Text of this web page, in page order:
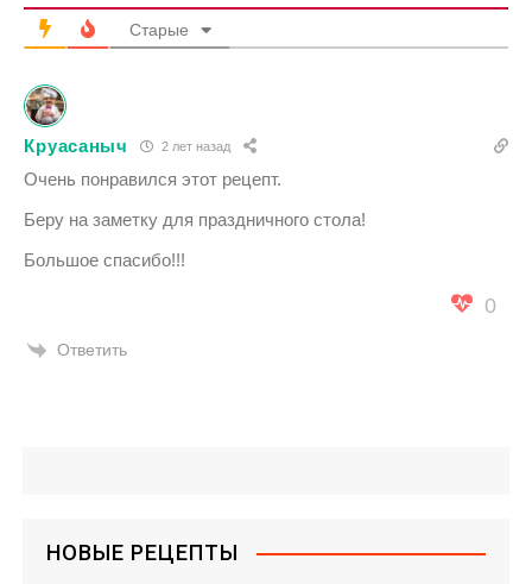
Старые
Круасаныч 2 лет назад
Очень понравился этот рецепт.
Беру на заметку для праздничного стола!
Большое спасибо!!!
0
Ответить
НОВЫЕ РЕЦЕПТЫ